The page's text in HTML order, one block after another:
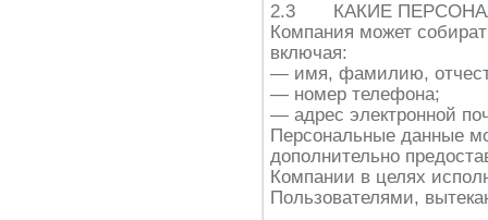
2.3 КАКИЕ
Компания может
включая:
— имя, фамилию,
— номер телефона;
— адрес электронной
Персональные данные
дополнительно
Компании в целях
Пользователями,